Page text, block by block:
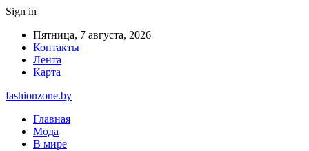
Sign in
Пятница, 7 августа, 2026
Контакты
Лента
Карта
fashionzone.by
Главная
Мода
В мире